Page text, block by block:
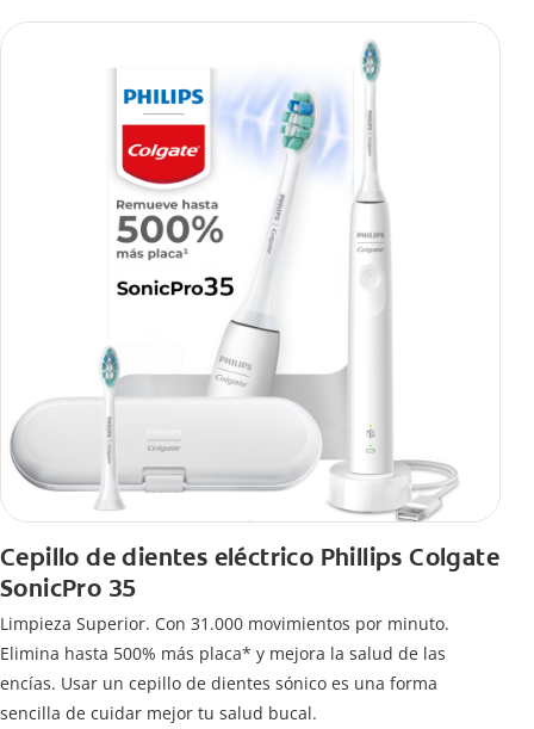
Cepillo de dientes eléctrico Phillips Colgate
SonicPro 35
Limpieza Superior. Con 31.000 movimientos por minuto.
Elimina hasta 500% más placa* y mejora la salud de las
encías. Usar un cepillo de dientes sónico es una forma
sencilla de cuidar mejor tu salud bucal.